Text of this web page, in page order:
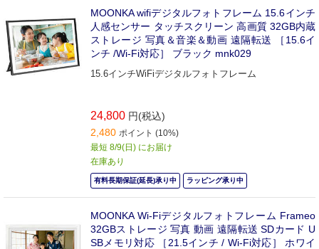
MOONKA wifiデジタルフォトフレーム 15.6インチ
人感センサー タッチスクリーン 高画質 32GB内蔵
ストレージ 写真＆音楽＆動画 遠隔転送 ［15.6イ
ンチ /Wi-Fi対応］ ブラック mnk029
15.6インチWiFiデジタルフォトフレーム
24,800 円(税込)
2,480 ポイント (10%)
最短 8/9(日) にお届け
在庫あり
有料長期保証(延長)承り中 ラッピング承り中
MOONKA Wi-Fiデジタルフォトフレーム Frameo
32GBストレージ 写真 動画 遠隔転送 SDカード U
SBメモリ対応 ［21.5インチ / Wi-Fi対応］ ホワイ